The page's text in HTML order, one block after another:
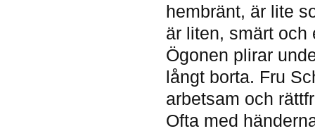
hembränt, är lite
är liten, smärt och
Ögonen plirar
långt borta. Fru
arbetsam och
Ofta med